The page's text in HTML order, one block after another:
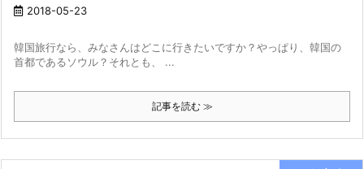
2018-05-23
韓国旅行なら、みなさんはどこに行きたいですか？やっぱり、韓国の
首都であるソウル？それとも、 ...
記事を読む ≫